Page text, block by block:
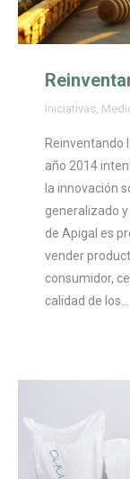
Iniciativas
Reinventando
año 2014
la innovación
generalizado
de Apigal es
vender
consumidor,
calidad de los…